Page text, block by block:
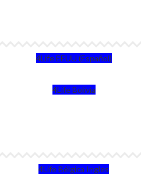
4Life EEUU (Español)
4Life Bolivia
4Life Bélgica Ingles